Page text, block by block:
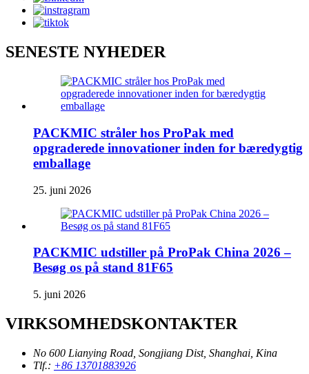
SENESTE NYHEDER
PACKMIC stråler hos ProPak med
opgraderede innovationer inden for bæredygtig
emballage
25. juni 2026
PACKMIC udstiller på ProPak China 2026 –
Besøg os på stand 81F65
5. juni 2026
VIRKSOMHEDSKONTAKTER
No 600 Lianying Road, Songjiang Dist, Shanghai, Kina
Tlf.: +86 13701883926